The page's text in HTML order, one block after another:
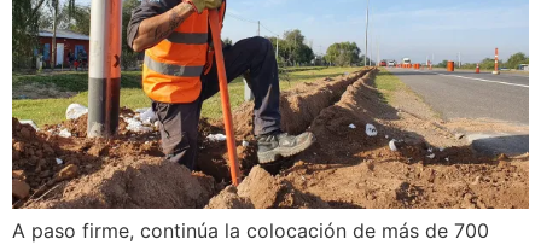
A paso firme, continúa la colocación de más de 700